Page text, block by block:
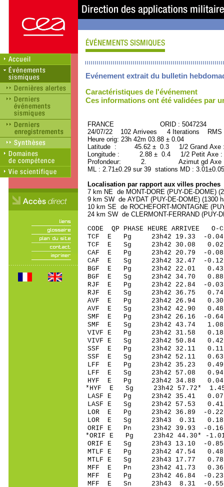
Evénement extrait du bulletin
Caractéristiques de l'événement
Ces informations ont été validées par
FRANCE ORID : 5047234
24/07/22 102 Arrivees 4 Iterations
Heure orig: 23h 42m 03.88 ± 0.04
Latitude : 45.62 ± 0.3 1/2 Grand
Longitude : 2.88 ± 0.4 1/2 Petit Axe
Profondeur: 2. Azimut gd Axe :
ML : 2.71±0.29 sur 39 stations MD :
Localisation par rapport aux villes proches
7 km NE de MONT-DORE (PUY-DE-DOME)
9 km SW de AYDAT (PUY-DE-DOME) (1300
10 km SE de ROCHEFORT-MONTAGNE
24 km SW de CLERMONT-FERRAND (PUY-
CODE QP PHASE HEURE
TCF E Pg 23h42
TCF E Sg 23h42 30.08
CAF E Pg 23h42
CAF E Sg 23h42 32.47 -
BGF E Pg 23h42
BGF E Sg 23h42 34.70
RJF E Pg 23h42
RJF E Sg 23h42 36.75
AVF E Pg 23h42
AVF E Sg 23h42 42.90
SMF E Pg 23h42
SMF E Sg 23h42 43.74
VIVF E Pg 23h42
VIVF E Sg 23h42 50.84
SSF E Pg 23h42
SSF E Sg 23h42 52.11
LFF E Pg 23h42
LFF E Sg 23h42 57.08
HYF E Pg 23h42
*HYF E Sg 23h42 57.72*
LASF E Pg 23h42
LASF E Sg 23h42 57.53
LOR E Pg 23h42
LOR E Sg 23h43 0.31
ORIF E Pn 23h42
*ORIF E Pg 23h42
ORIF E Sg 23h43 13.10
MTLF E Pg 23h42
MTLF E Sg 23h43 17.77
MFF E Pn 23h42
MFF E Pg 23h42
MFF E Sn 23h43 8.31 -